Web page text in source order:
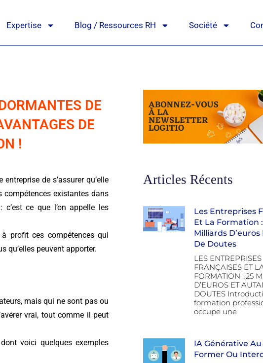
Expertise Blog / Ressources RH Société
DE
DE
!
de s’assurer qu’elle
compétences existantes dans
c’est ce que l’on appelle les
profit ces compétences qui
qu’elles peuvent apporter.
mais qui ne sont pas ou
vrai, tout comme il peut
voici quelques exemples
Articles Récents
Les Entreprises
Et La Formation
Milliards
De Doutes
LES ENTREPRISES
FRANÇAISES ET
FORMATION : 25
D’EUROS ET
DOUTES
formation
occupe une
IA Générative Au
Former Ou